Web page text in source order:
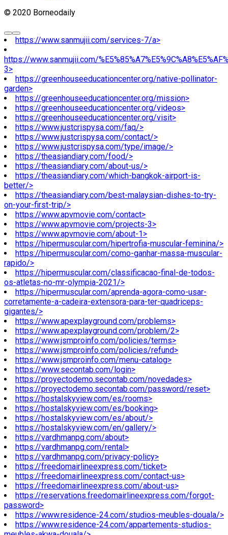
© 2020 Borneodaily
https://www.sanmujii.com/services-7/a>
https://www.sanmujii.com/
3>
https://greenhouseeducationcenter.org/native-pollinator-
garden>
https://greenhouseeducationcenter.org/mission>
https://greenhouseeducationcenter.org/videos>
https://greenhouseeducationcenter.org/visit>
https://www.justcrispysa.com/faq/>
https://www.justcrispysa.com/contact/>
https://www.justcrispysa.com/type/image/>
https://theasiandiary.com/food/>
https://theasiandiary.com/about-us/>
https://theasiandiary.com/which-bangkok-airport-is-
better/>
https://theasiandiary.com/best-malaysian-dishes-to-try-
on-your-first-trip/>
https://www.apvmovie.com/contact>
https://www.apvmovie.com/projects-3>
https://www.apvmovie.com/about-1>
https://hipermuscular.com/hipertrofia-muscular-feminina/>
https://hipermuscular.com/como-ganhar-massa-muscular-
rapido/>
https://hipermuscular.com/classificacao-final-de-todos-
os-atletas-no-mr-olympia-2021/>
https://hipermuscular.com/aprenda-agora-como-usar-
corretamente-a-cadeira-extensora-para-ter-quadriceps-
gigantes/>
https://www.apexplayground.com/problems>
https://www.apexplayground.com/problem/2>
https://www.jsmproinfo.com/policies/terms>
https://www.jsmproinfo.com/policies/refund>
https://www.jsmproinfo.com/menu-catalog>
https://www.secontab.com/login>
https://proyectodemo.secontab.com/novedades>
https://proyectodemo.secontab.com/password/reset>
https://hostalskyview.com/es/rooms>
https://hostalskyview.com/es/booking>
https://hostalskyview.com/es/about/>
https://hostalskyview.com/en/gallery/>
https://vardhmanpg.com/about>
https://vardhmanpg.com/rental>
https://vardhmanpg.com/privacy-policy>
https://freedomairlineexpress.com/ticket>
https://freedomairlineexpress.com/contact-us>
https://freedomairlineexpress.com/about-us>
https://reservations.freedomairlineexpress.com/forgot-
password>
https://www.residence-24.com/studios-meubles-douala/>
https://www.residence-24.com/appartements-studios-